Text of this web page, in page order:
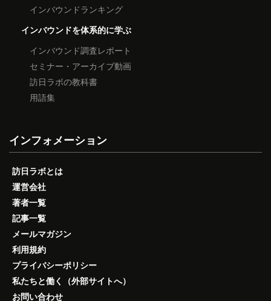
インバウンドランキング
インバウンドを体系的に学ぶ
インバウンド調査レポート
セミナー・アーカイブ動画
訪日ラボの教科書
用語集
インフォメーション
訪日ラボとは
運営会社
著者一覧
記事一覧
メールマガジン
利用規約
プライバシーポリシー
私たちと働く（外部サイトへ）
お問い合わせ